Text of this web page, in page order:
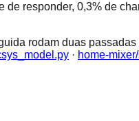
responder, 0,3% de
rodam duas
· home-